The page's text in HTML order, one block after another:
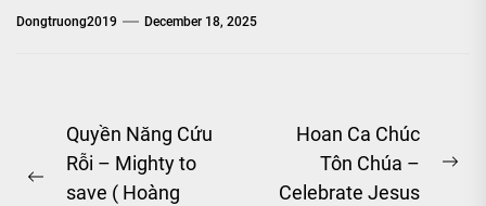
Dongtruong2019 December 18, 2025
Post
navigation
Previous
Quyền Năng Cứu
Rỗi – Mighty to
save ( Hoàng
Hoan Ca Chúc
Tôn Chúa –
Celebrate Jesus